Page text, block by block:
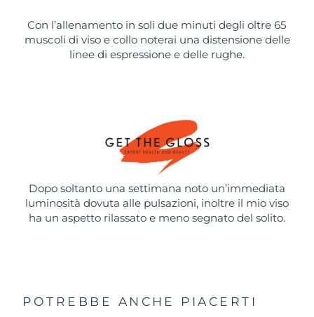
Con l’allenamento in soli due minuti degli oltre 65
muscoli di viso e collo noterai una distensione delle
linee di espressione e delle rughe.
Dopo soltanto una settimana noto un’immediata
luminosità dovuta alle pulsazioni, inoltre il mio viso
ha un aspetto rilassato e meno segnato del solito.
POTREBBE ANCHE PIACERTI